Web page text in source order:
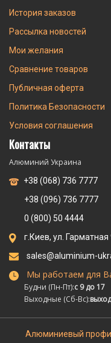
История заказов
Рассылка новостей
Мои желания
Сравнение товаров
Публичная оферта
Политика Безопасности
Условия соглашения
Контакты
Алюминий Украина
+38 (068) 736 7777
+38 (096) 736 7777
0 (800) 50 4444
г.Киев, ул. Гарматная
sales@aluminium-
Мы работаем для
Будни (Пн-Пт):с 9 до 17
Выходные (Сб-Вс):
Алюминиевый